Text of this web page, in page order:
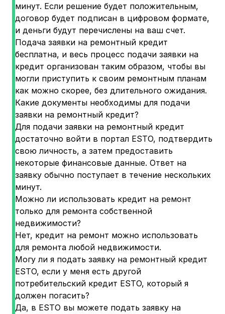
минут. Если решение будет положительным,
договор будет подписан в цифровом формате,
и деньги будут перечислены на ваш счет.
Подача заявки на ремонтный кредит
бесплатна, и весь процесс подачи заявки на
кредит организован таким образом, чтобы вы
могли приступить к своим ремонтным планам
как можно скорее, без длительного ожидания.
Какие документы необходимы для подачи
заявки на ремонтный кредит?
Для подачи заявки на ремонтный кредит
достаточно войти в портал ESTO, подтвердить
свою личность, а затем предоставить
некоторые финансовые данные. Ответ на
заявку обычно поступает в течение нескольких
минут.
Можно ли использовать кредит на ремонт
только для ремонта собственной
недвижимости?
Нет, кредит на ремонт можно использовать
для ремонта любой недвижимости.
Могу ли я подать заявку на ремонтный кредит
ESTO, если у меня есть другой
потребительский кредит ESTO, который я
должен погасить?
Да, в ESTO вы можете подать заявку на